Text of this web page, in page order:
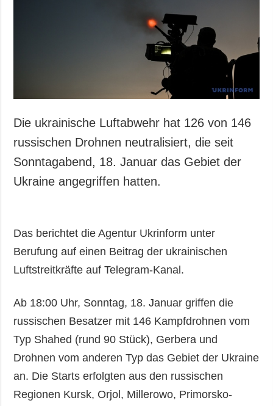
Die ukrainische Luftabwehr hat 126 von 146
russischen Drohnen neutralisiert, die seit
Sonntagabend, 18. Januar das Gebiet der
Ukraine angegriffen hatten.
Das berichtet die Agentur Ukrinform unter
Berufung auf einen Beitrag der ukrainischen
Luftstreitkräfte auf Telegram-Kanal.
Ab 18:00 Uhr, Sonntag, 18. Januar griffen die
russischen Besatzer mit 146 Kampfdrohnen vom
Typ Shahed (rund 90 Stück), Gerbera und
Drohnen vom anderen Typ das Gebiet der Ukraine
an. Die Starts erfolgten aus den russischen
Regionen Kursk, Orjol, Millerowo, Primorsko-